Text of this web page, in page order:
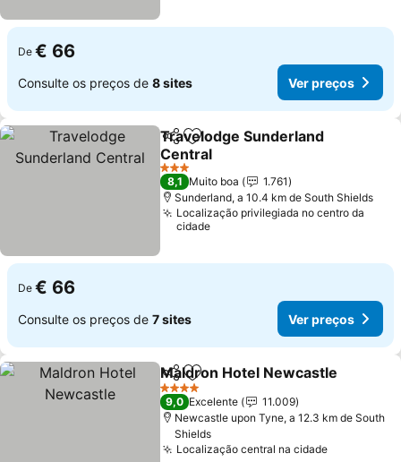
De € 66
Consulte os preços de 8 sites Ver preços
PartilharAdicionar aos favoritos
Travelodge Sunderland
Central
Ver preços
3 Estrelas
8,1 Muito boa
1.761
Sunderland, a 10.4 km de South Shields
Localização privilegiada no centro da
cidade
De € 66
Consulte os preços de 7 sites Ver preços
PartilharAdicionar aos favoritos
Maldron Hotel Newcastle
4 Estrelas
9,0 Excelente
11.009
Newcastle upon Tyne, a 12.3 km de South
Shields
Localização central na cidadeVer preços